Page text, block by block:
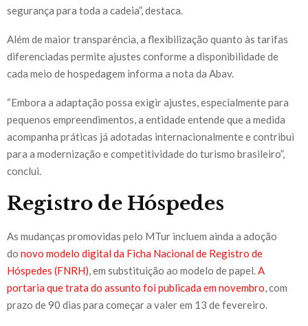
segurança para toda a cadeia”, destaca.
Além de maior transparência, a flexibilização quanto às tarifas
diferenciadas permite ajustes conforme a disponibilidade de
cada meio de hospedagem informa a nota da Abav.
“Embora a adaptação possa exigir ajustes, especialmente para
pequenos empreendimentos, a entidade entende que a medida
acompanha práticas já adotadas internacionalmente e contribui
para a modernização e competitividade do turismo brasileiro”,
conclui.
Registro de Hóspedes
As mudanças promovidas pelo MTur incluem ainda a adoção
do novo modelo digital da Ficha Nacional de Registro de
Hóspedes (FNRH) , em substituição ao modelo de papel. A
portaria que trata do assunto foi publicada em novembro , com
prazo de 90 dias para começar a valer em 13 de fevereiro.